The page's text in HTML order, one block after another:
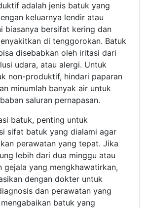
adalah jenis batuk yang
keluarnya lendir atau
biasanya bersifat kering dan
di tenggorokan. Batuk
disebabkan oleh iritasi dari
udara, atau alergi. Untuk
non-produktif, hindari paparan
minumlah banyak air untuk
saluran pernapasan.
batuk, penting untuk
sifat batuk yang dialami agar
perawatan yang tepat. Jika
lebih dari dua minggu atau
gejala yang mengkhawatirkan,
dengan dokter untuk
dan perawatan yang
batuk yang